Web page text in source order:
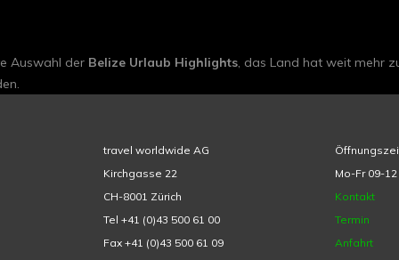
Auswahl der Belize Urlaub Highlights , das Land hat weit mehr
travel worldwide AG
Kirchgasse 22
CH-8001 Zürich
Tel +41 (0)43 500 61 00
Fax +41 (0)43 500 61 09
Mo-Fr 09-
Kontakt
Termin
Anfahrt